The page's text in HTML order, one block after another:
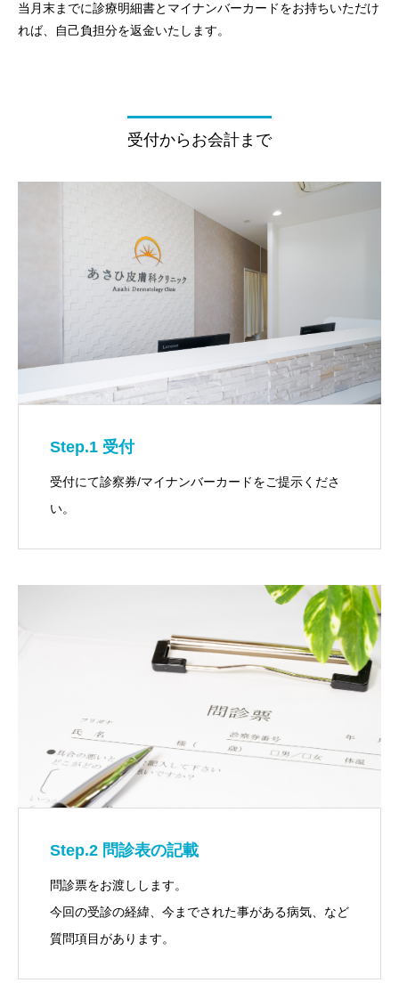
当月末までに診療明細書とマイナンバーカードをお持ちいただけ
れば、自己負担分を返金いたします。
受付からお会計まで
Step.1 受付
受付にて診察券/マイナンバーカードをご提示くださ
い。
Step.2 問診表の記載
問診票をお渡しします。
今回の受診の経緯、今までされた事がある病気、など
質問項目があります。